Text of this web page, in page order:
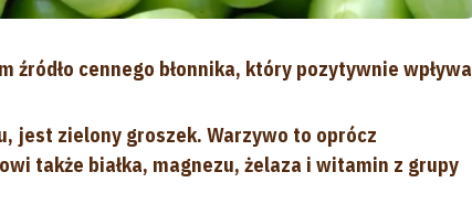
cennego błonnika, który pozytywnie wpływa
jest zielony groszek. Warzywo to oprócz
także białka, magnezu, żelaza i witamin z grupy